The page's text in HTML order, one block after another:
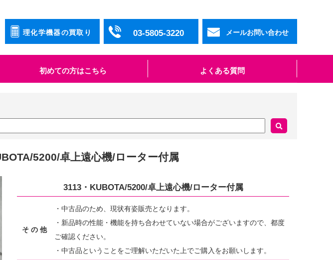
理化学機器の買取り 03-5805-3220 メールお問い合わせ
初めての方はこちら よくある質問
5200/卓上遠心機/ローター付属
3113・KUBOTA/5200/卓上遠心機/ローター付属
そ の 他
・中古品のため、現状有姿販売となります。
・新品時の性能・機能を持ち合わせていない場合がございますので、都度
ご確認ください。
・中古品ということをご理解いただいた上でご購入をお願いします。